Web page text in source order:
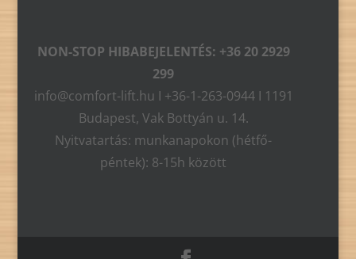
NON-STOP HIBABEJELENTÉS: +36 20 2929
299
info@comfort-lift.hu I +36-1-263-0944 I 1191
Budapest, Vak Bottyán u. 14.
Nyitvatartás: munkanapokon (hétfő-
péntek): 8-15h között